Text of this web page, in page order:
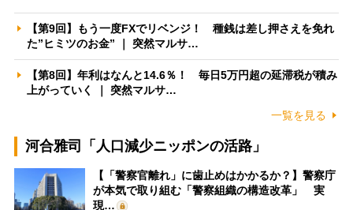
【第9回】もう一度FXでリベンジ！ 種銭は差し押さえを免れ
た”ヒミツのお金” ｜ 突然マルサ…
【第8回】年利はなんと14.6％！ 毎日5万円超の延滞税が積み
上がっていく ｜ 突然マルサ…
一覧を見る
河合雅司「人口減少ニッポンの活路」
【「警察官離れ」に歯止めはかかるか？】警察庁
が本気で取り組む「警察組織の構造改革」 実
現…